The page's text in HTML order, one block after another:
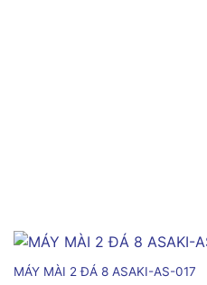
MÁY MÀI 2 ĐÁ 8 ASAKI-AS-017